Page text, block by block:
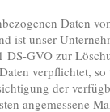
Daten
ist unser
DS-GVO zur
verpflichtet,
der
angemessene